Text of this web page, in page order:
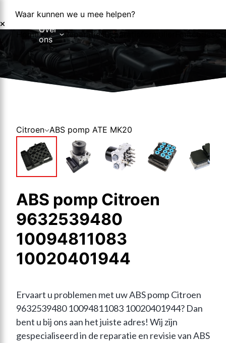
Waar kunnen we u mee helpen?
HomeOver
ons
Over ons
Nieuws
Reparaties Reparatieformulier Foutcodes
Citroen ABS pomp ATE MK20
ABS pomp Citroen
9632539480
10094811083
10020401944
Ervaart u problemen met uw ABS pomp Citroen
9632539480 10094811083 10020401944? Dan
bent u bij ons aan het juiste adres! Wij zijn
gespecialiseerd in de reparatie en revisie van ABS